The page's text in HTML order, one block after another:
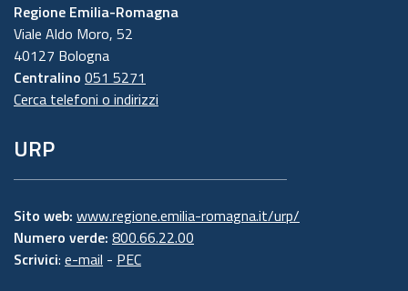
Regione Emilia-Romagna
Viale Aldo Moro, 52
40127 Bologna
Centralino 051 5271
Cerca telefoni o indirizzi
URP
Sito web: www.regione.emilia-romagna.it/urp/
Numero verde: 800.66.22.00
Scrivici: e-mail - PEC